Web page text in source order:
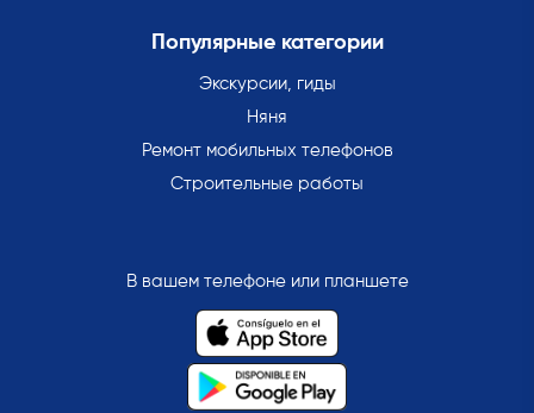
Популярные категории
Экскурсии, гиды
Няня
Ремонт мобильных телефонов
Строительные работы
В вашем телефоне или планшете